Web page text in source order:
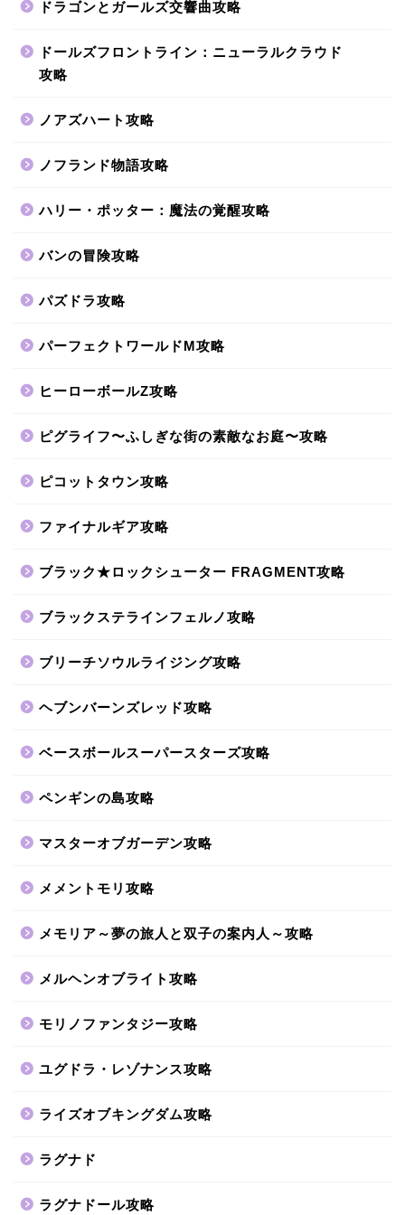
ドラゴンとガールズ交響曲攻略
ドールズフロントライン：ニューラルクラウド
攻略
ノアズハート攻略
ノフランド物語攻略
ハリー・ポッター：魔法の覚醒攻略
バンの冒険攻略
パズドラ攻略
パーフェクトワールドM攻略
ヒーローボールZ攻略
ピグライフ〜ふしぎな街の素敵なお庭〜攻略
ピコットタウン攻略
ファイナルギア攻略
ブラック★ロックシューター FRAGMENT攻略
ブラックステラインフェルノ攻略
ブリーチソウルライジング攻略
ヘブンバーンズレッド攻略
ベースボールスーパースターズ攻略
ペンギンの島攻略
マスターオブガーデン攻略
メメントモリ攻略
メモリア～夢の旅人と双子の案内人～攻略
メルヘンオブライト攻略
モリノファンタジー攻略
ユグドラ・レゾナンス攻略
ライズオブキングダム攻略
ラグナド
ラグナドール攻略